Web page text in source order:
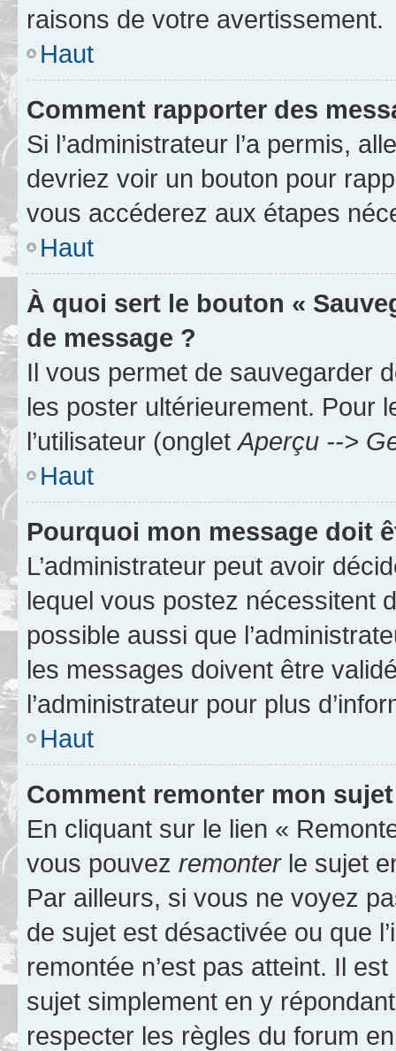
raisons de votre avertissement.
Haut
Comment rapporter des
Si l’administrateur l’a permis,
devriez voir un bouton pour
vous accéderez aux étapes
Haut
À quoi sert le bouton «
de message ?
Il vous permet de sauvegarder
les poster ultérieurement. Pour
l’utilisateur (ongletAperçu -->
Haut
Pourquoi mon message doit
L’administrateur peut avoir
lequel vous postez nécessitent
possible aussi que
les messages doivent être
l’administrateur pour plus
Haut
Comment remonter mon
En cliquant sur le lien «
vous pouvez remonterle sujet
Par ailleurs, si vous ne voyez
de sujet est désactivée ou que
remontée n’est pas atteint. Il
sujet simplement en y
respecter les règles du forum